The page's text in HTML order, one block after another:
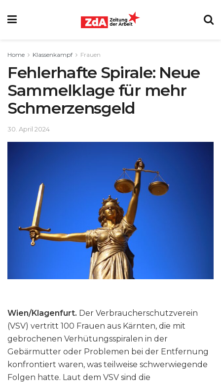
Home Klassenkampf Frauen
Fehlerhafte Spirale: Neue
Sammelklage für mehr
Schmerzensgeld
30. April 2024
Wien/Klagenfurt. Der Verbraucherschutzverein
(VSV) vertritt 100 Frauen aus Kärnten, die mit
gebrochenen Verhütungsspiralen in der
Gebärmutter oder Problemen bei der Entfernung
konfrontiert waren, was teilweise schwerwiegende
Folgen hatte. Laut dem VSV sind die